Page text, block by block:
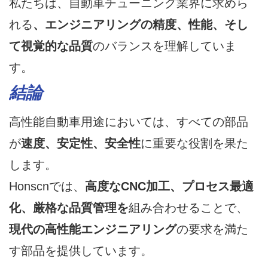
私たちは、自動車チューニング業界に求めら
れる、エンジニアリングの精度、性能、そし
て視覚的な品質のバランスを理解していま
す。
結論
高性能自動車用途においては、すべての部品
が速度、安定性、安全性に重要な役割を果た
します。
Honscnでは、 高度なCNC加工、プロセス最適
化、厳格な品質管理を組み合わせることで、
現代の高性能エンジニアリングの要求を満た
す部品を提供しています。